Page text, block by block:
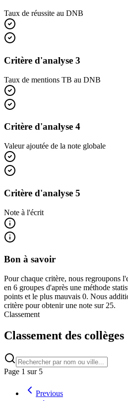
Taux de réussite au DNB
Critère d'analyse 3
Taux de mentions TB au DNB
Critère d'analyse 4
Valeur ajoutée de la note globale
Critère d'analyse 5
Note à l'écrit
Bon à savoir
Pour chaque critère, nous regroupons
en 6 groupes d'après une méthode
points et le plus mauvais 0. Nous
critère pour obtenir une note sur 25.
Classement
Classement des collèges
Page 1 sur 5
Previous